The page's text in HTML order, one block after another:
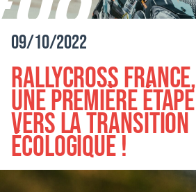
Championnats
Billetterie
Rallycross
Presse
Paddock
09/10/2022
Rallycross France,
une première étape
vers la transition
écologique !